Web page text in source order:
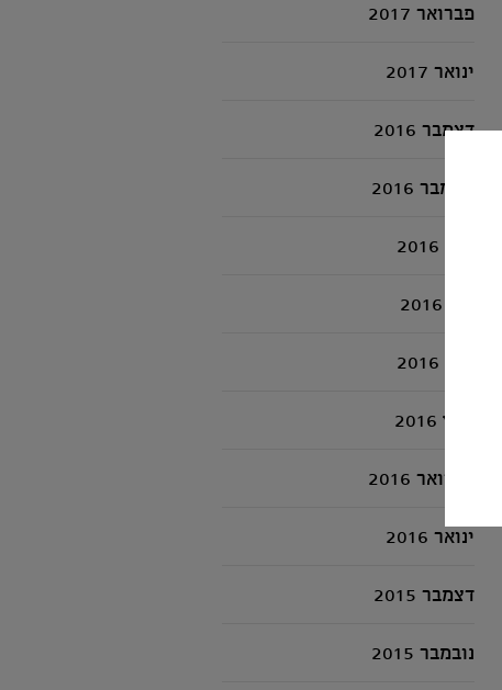
פברואר 2017
ינואר 2017
דצמבר 2016
נובמבר 2016
מרץ 2016
פברואר 2016
ינואר 2016
דצמבר 2015
נובמבר 2015